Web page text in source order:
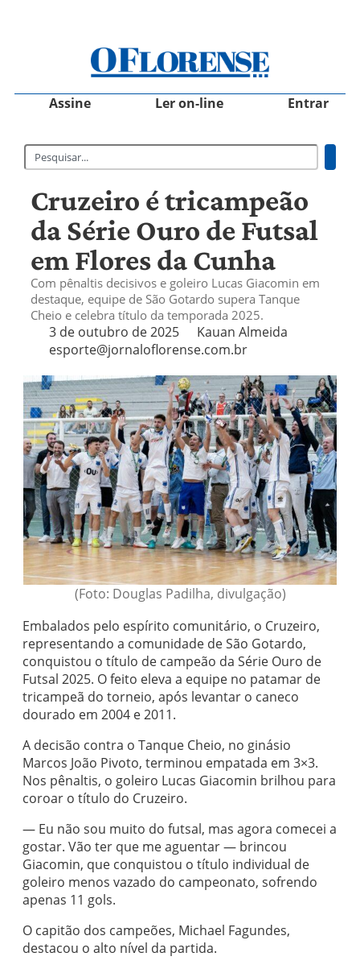
Assine Ler on-line Entrar
Cruzeiro é tricampeão
da Série Ouro de Futsal
em Flores da Cunha
Com pênaltis decisivos e goleiro Lucas Giacomin em
destaque, equipe de São Gotardo supera Tanque
Cheio e celebra título da temporada 2025.
3 de outubro de 2025
Kauan Almeida
esporte@jornaloflorense.com.br
(Foto: Douglas Padilha, divulgação)
Embalados pelo espírito comunitário, o Cruzeiro,
representando a comunidade de São Gotardo,
conquistou o título de campeão da Série Ouro de
Futsal 2025. O feito eleva a equipe no patamar de
tricampeã do torneio, após levantar o caneco
dourado em 2004 e 2011.
A decisão contra o Tanque Cheio, no ginásio
Marcos João Pivoto, terminou empatada em 3×3.
Nos pênaltis, o goleiro Lucas Giacomin brilhou para
coroar o título do Cruzeiro.
— Eu não sou muito do futsal, mas agora comecei a
gostar. Vão ter que me aguentar — brincou
Giacomin, que conquistou o título individual de
goleiro menos vazado do campeonato, sofrendo
apenas 11 gols.
O capitão dos campeões, Michael Fagundes,
destacou o alto nível da partida.